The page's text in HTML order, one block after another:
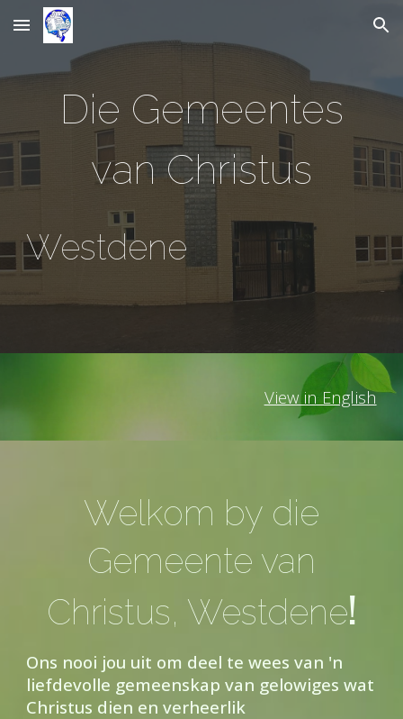
Skip to main content Skip to navigation
Die Gemeentes
van Christus
Westdene
View in English
Welkom by die
Gemeente van
Christus, Westdene!
Ons nooi jou uit om deel te wees van 'n
liefdevolle gemeenskap van gelowiges wat
Christus dien en verheerlik